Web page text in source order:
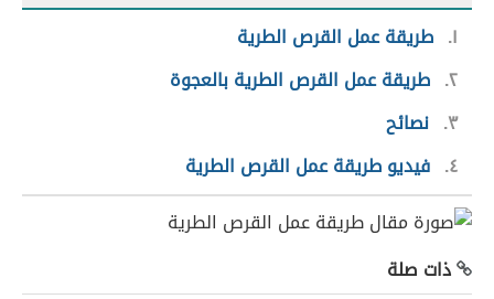
١ طريقة عمل القرص الطرية
٢ طريقة عمل القرص الطرية بالعجوة
٣ نصائح
٤ فيديو طريقة عمل القرص الطرية
ذات صلة